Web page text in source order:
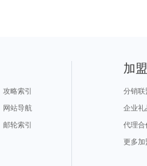
攻略索引
网站导航
邮轮索引
加
分销联
企业礼
代理合
更多加